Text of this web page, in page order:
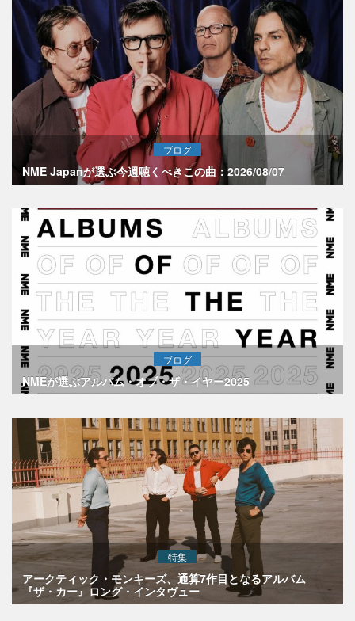
ブログ
NME Japanが選ぶ今週聴くべきこの曲：2026/08/07
ブログ
NMEが選ぶアルバム・オブ・ザ・イヤー2025
特集
アークティック・モンキーズ、通算7作目となるアルバム
『ザ・カー』ロング・インタヴュー